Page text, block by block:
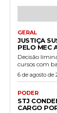
GERAL
JUSTIÇA
PELO MEC
Decisão
cursos com
6 de agosto de
PODER
STJ
CARGO